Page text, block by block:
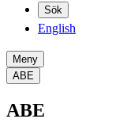
Sök
English
Meny
ABE
ABE